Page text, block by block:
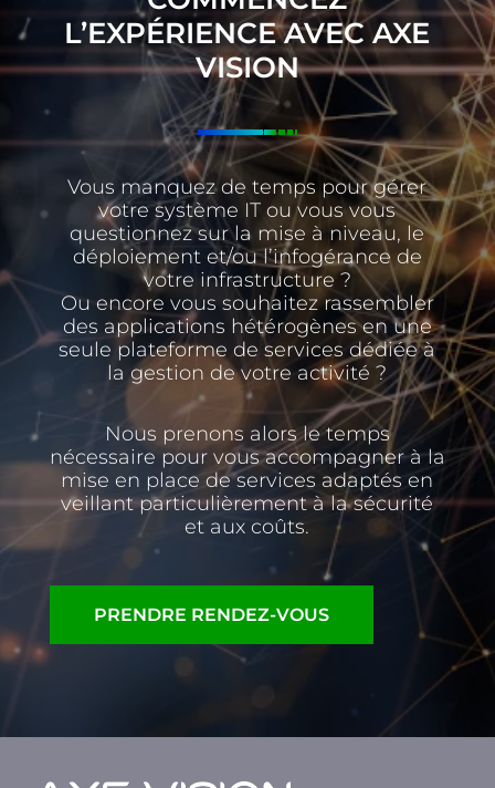
L’EXPÉRIENCE AVEC AXE
VISION
Vous manquez de temps pour gérer
votre système IT ou vous vous
questionnez sur la mise à niveau, le
déploiement et/ou l’infogérance de
votre infrastructure ?
Ou encore vous souhaitez rassembler
des applications hétérogènes en une
seule plateforme de services dédiée à
la gestion de votre activité ?
Nous prenons alors le temps
nécessaire pour vous accompagner à la
mise en place de services adaptés en
veillant particulièrement à la sécurité
et aux coûts.
PRENDRE RENDEZ-VOUS